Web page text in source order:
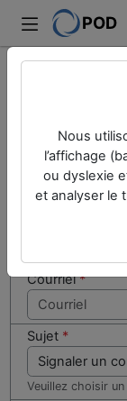
POD
Votre
Courriel*
Sujet *
Veuillez choisir
si vous
êtes un
humain en
métal
Nous
l’affichage
ou dyslexie
et analyser le